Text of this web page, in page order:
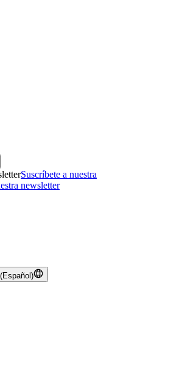
Suscríbete a nuestra
newsletter